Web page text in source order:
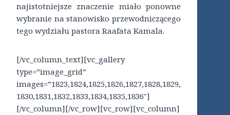
najistotniejsze znaczenie miało ponowne
wybranie na stanowisko przewodniczącego
tego wydziału pastora Raafata Kamala.
[/vc_column_text][vc_gallery
type=”image_grid”
images=”1823,1824,1825,1826,1827,1828,1829,
1830,1831,1832,1833,1834,1835,1836″]
[/vc_column][/vc_row][vc_row][vc_column]